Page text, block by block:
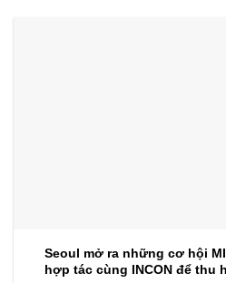
Seoul mở ra những cơ hội
hợp tác cùng INCON để thu